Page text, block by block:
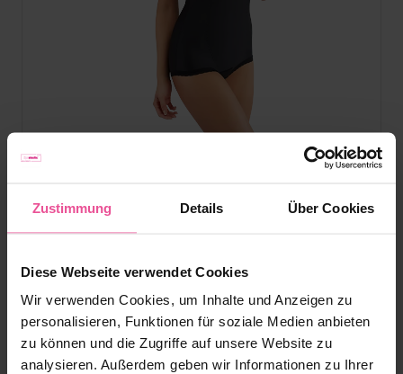
Zustimmung Details Über Cookies
Diese Webseite verwendet Cookies
Wir verwenden Cookies, um Inhalte und Anzeigen zu
personalisieren, Funktionen für soziale Medien anbieten
zu können und die Zugriffe auf unsere Website zu
analysieren. Außerdem geben wir Informationen zu Ihrer
Massagematerial, seitlicher Haken- und Ösenverschluss,
Hakenverschluss im Schrittbereich